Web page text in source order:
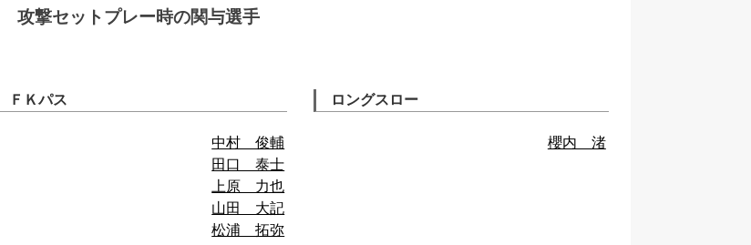
攻撃セットプレー時の関与選手
ＦＫパス
中村 俊輔
田口 泰士
上原 力也
山田 大記
松浦 拓弥
ロングスロー
櫻内 渚